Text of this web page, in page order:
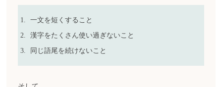
一文を短くすること
漢字をたくさん使い過ぎないこと
同じ語尾を続けないこと